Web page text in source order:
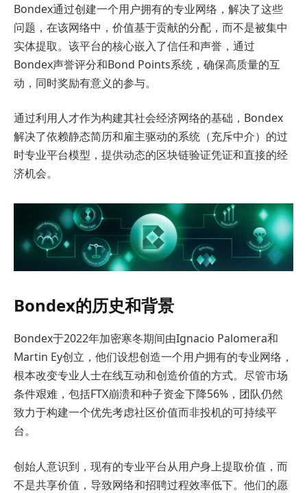
Bondex通过创建一个用户拥有的专业网络，解决了这些
问题，在该网络中，价值基于贡献的分配，而不是被集中
实体提取。该平台的核心嵌入了信任和声誉，通过
Bondex声誉评分和Bond Points系统，确保高质量的互
动，同时奖励有意义的参与。
通过利用人才作为构建其社会经济网络的基础，Bondex
解决了依赖静态简历和雇主驱动的系统（充斥中介）的过
时专业平台模型，提供动态的区块链验证凭证和直接的经
济机会。
Bondex的历史和背景
Bondex于2022年加密寒冬期间由Ignacio Palomera和
Martin Ey创立，他们设想创造一个用户拥有的专业网络，
根本改变专业人士在线互动和创造价值的方式。尽管市场
条件艰难，包括FTX崩溃和种子资金下降56%，团队仍然
致力于构建一个优先考虑社区价值而非投机的可持续平
台。
创始人意识到，现有的专业平台从用户身上提取价值，而
不是共享价值，导致网络和招聘过程效率低下。他们的愿